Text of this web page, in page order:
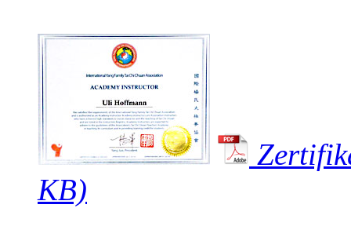
KB)